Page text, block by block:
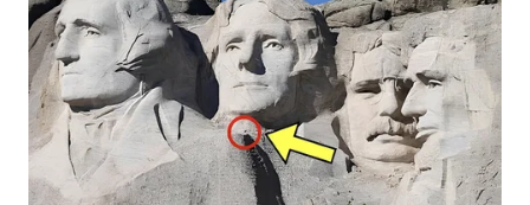
LISTRIK
WAHANA
TRAVEL
WAHANA
TV